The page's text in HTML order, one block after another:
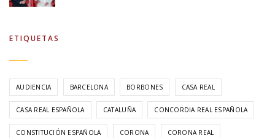
ETIQUETAS
AUDIENCIA BARCELONA BORBONES CASA REAL
CASA REAL ESPAÑOLA CATALUÑA CONCORDIA REAL ESPAÑOLA
CONSTITUCIÓN ESPAÑOLA CORONA CORONA REAL